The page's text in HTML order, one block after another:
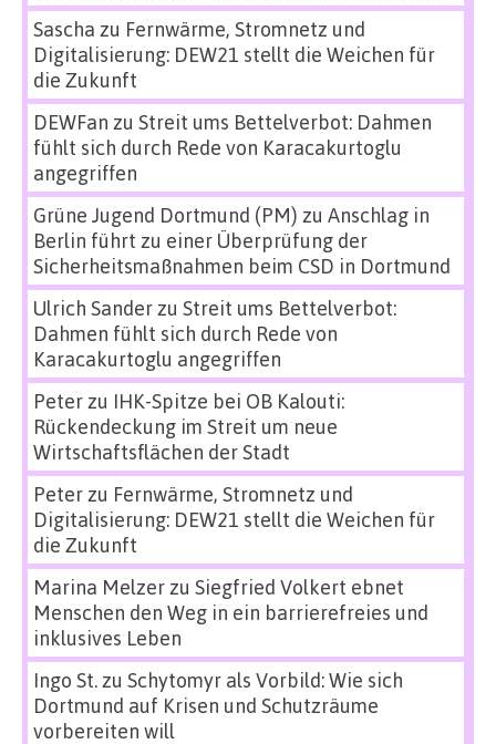
Sascha zu Fernwärme, Stromnetz und
Digitalisierung: DEW21 stellt die Weichen für
die Zukunft
DEWFan zu Streit ums Bettelverbot: Dahmen
fühlt sich durch Rede von Karacakurtoglu
angegriffen
Grüne Jugend Dortmund (PM) zu Anschlag in
Berlin führt zu einer Überprüfung der
Sicherheitsmaßnahmen beim CSD in Dortmund
Ulrich Sanderzu Streit ums Bettelverbot:
Dahmen fühlt sich durch Rede von
Karacakurtoglu angegriffen
Peterzu IHK-Spitze bei OB Kalouti:
Rückendeckung im Streit um neue
Wirtschaftsflächen der Stadt
Peterzu Fernwärme, Stromnetz und
Digitalisierung: DEW21 stellt die Weichen für
die Zukunft
Marina Melzerzu Siegfried Volkert ebnet
Menschen den Weg in ein barrierefreies und
inklusives Leben
Ingo St.zu Schytomyr als Vorbild: Wie sich
Dortmund auf Krisen und Schutzräume
vorbereiten will